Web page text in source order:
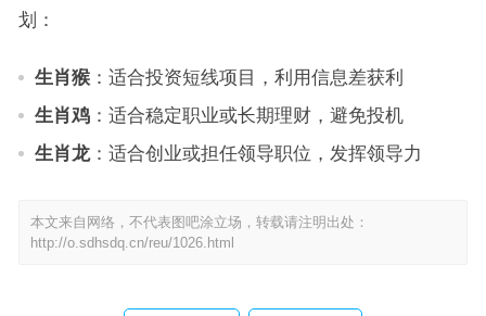
划：
生肖猴：适合投资短线项目，利用信息差获利
生肖鸡：适合稳定职业或长期理财，避免投机
生肖龙：适合创业或担任领导职位，发挥领导力
本文来自网络，不代表图吧涂立场，转载请注明出处：
http://o.sdhsdq.cn/reu/1026.html